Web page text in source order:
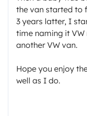
the van started to
3 years latter, I
time naming it
another VW van.
Hope you enjoy
well as I do.